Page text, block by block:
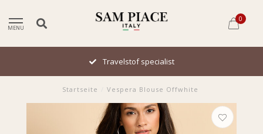
MENU
0
Travelstof specialist
Startseite Vespera Blouse Offwhite